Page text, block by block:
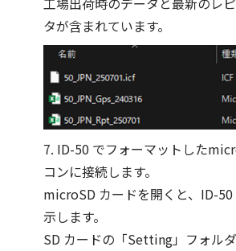
タが含まれています。
7. ID-50 でフォーマットした
コンに接続します。
microSD カードを開くと、ID-
示します。
SD カードの「Setting」フォル